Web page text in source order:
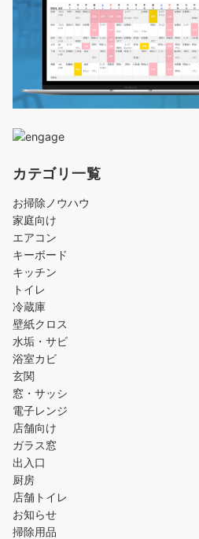
カテゴリ一覧
お掃除ノウハウ
家庭向け
エアコン
キーボード
キッチン
トイレ
冷蔵庫
壁紙クロス
水垢・サビ
浴室カビ
玄関
窓・サッシ
電子レンジ
店舗向け
ガラス窓
出入口
厨房
店舗トイレ
お知らせ
掃除用品